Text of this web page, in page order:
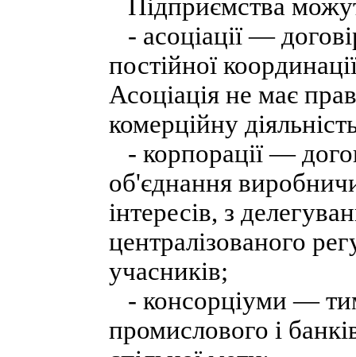
Підприємства
- асоціації —
постійної
Асоціація не має
комерційну
- корпорації —
об'єднання
інтересів, з
централізованого
учасників;
- консорціуми —
промислового і